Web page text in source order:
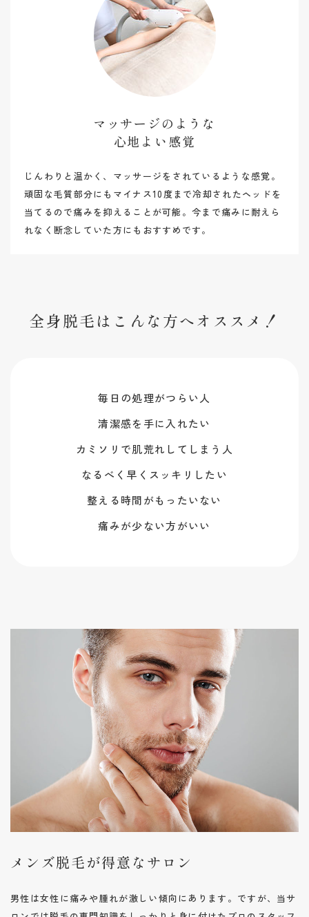
マッサージのような
​​​​​​​心地よい感覚
じんわりと温かく、マッサージをされているような感覚。
頑固な毛質部分にもマイナス10度まで冷却されたヘッドを
当てるので痛みを抑えることが可能。今まで痛みに耐えら
れなく断念していた方にもおすすめです。
全身脱毛はこんな方へオススメ！
毎日の処理がつらい人
清潔感を手に入れたい
カミソリで肌荒れしてしまう人
なるべく早くスッキリしたい
整える時間がもったいない
痛みが少ない方がいい
メンズ脱毛が得意なサロン
男性は女性に痛みや腫れが激しい傾向にあります。ですが、当サ